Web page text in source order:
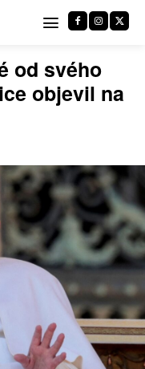
od svého
objevil na